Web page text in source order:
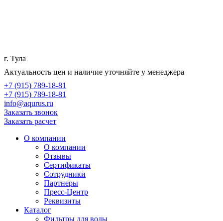
г. Тула
Актуальность цен и наличие уточняйте у менеджера
+7 (915) 789-18-81
+7 (915) 789-18-81
info@aqurus.ru
Заказать звонок
Заказать расчет
О компании
О компании
Отзывы
Сертификаты
Сотрудники
Партнеры
Пресс-Центр
Реквизиты
Каталог
Фильтры для воды